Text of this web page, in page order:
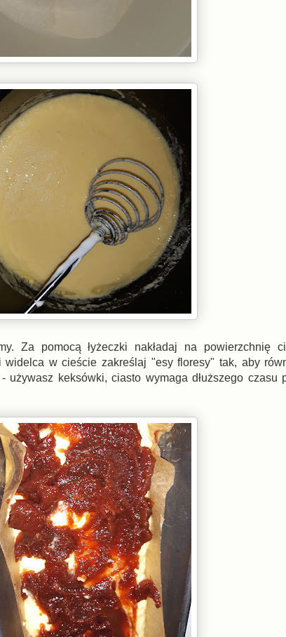
Za pomocą łyżeczki nakładaj na powierzchnię
w cieście zakreślaj "esy floresy" tak, aby
keksówki, ciasto wymaga dłuższego czasu